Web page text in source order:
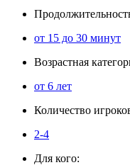
от 15 до 30 минут
Возрастная
от 6 лет
Количество
2-4
Для кого: